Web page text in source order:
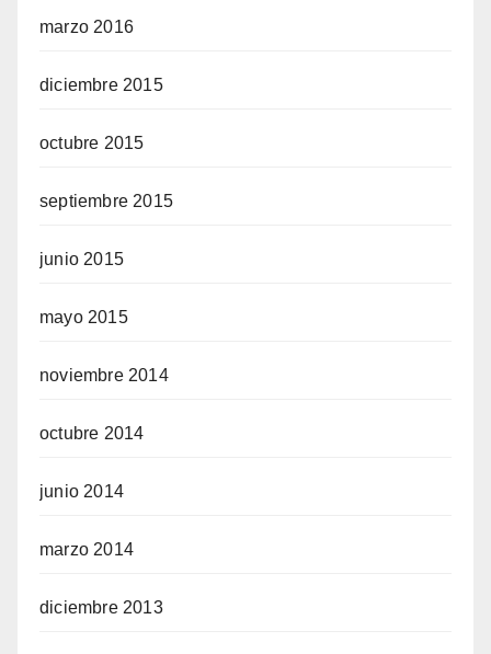
marzo 2016
diciembre 2015
octubre 2015
septiembre 2015
junio 2015
mayo 2015
noviembre 2014
octubre 2014
junio 2014
marzo 2014
diciembre 2013